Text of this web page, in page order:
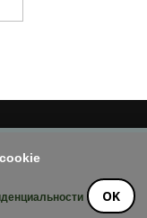
OK
активной и
. На платформе